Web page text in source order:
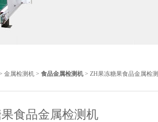
金属检测机 > 食品金属检测机 > ZH果冻糖果食品金属检
食品金属检测机